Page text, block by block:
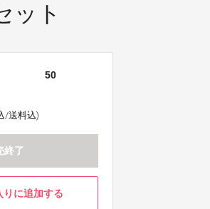
ット
50
/送料込)
終了
りに追加する